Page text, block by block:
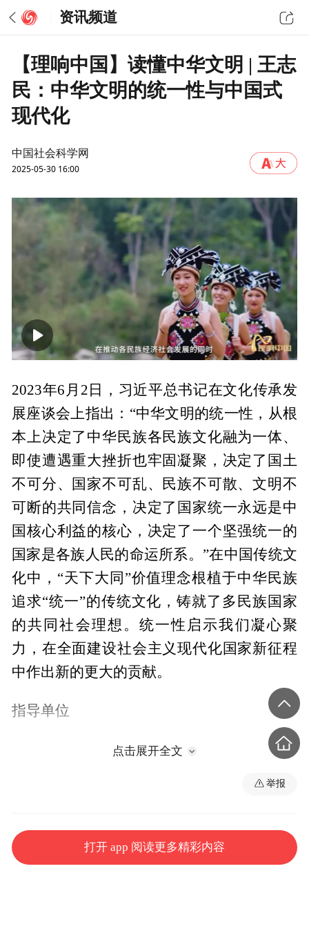
资讯频道
【理响中国】读懂中华文明 | 王志
民：中华文明的统一性与中国式
现代化
中国社会科学网
2025-05-30 16:00
00:00 07:07
2023年6月2日，习近平总书记在文化传承发
展座谈会上指出：“中华文明的统一性，从根
本上决定了中华民族各民族文化融为一体、
即使遭遇重大挫折也牢固凝聚，决定了国土
不可分、国家不可乱、民族不可散、文明不
可断的共同信念，决定了国家统一永远是中
国核心利益的核心，决定了一个坚强统一的
国家是各族人民的命运所系。”在中国传统文
化中，“天下大同”价值理念根植于中华民族
追求“统一”的传统文化，铸就了多民族国家
的共同社会理想。统一性启示我们凝心聚
力，在全面建设社会主义现代化国家新征程
中作出新的更大的贡献。
指导单位
中央网信办网络传播局
北京市社会科学院（中共北京市委讲师团）
宣讲家网站
点击展开全文
举报
打开 app 阅读更多精彩内容